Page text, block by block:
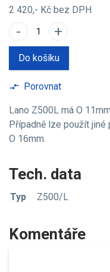
2 420,- Kč bez DPH
- +
Do košíku
compare_arrows Porovnat
Lano Z500L má O
Případně lze použít jiné
O 16mm.
Tech. data
Typ Z500/L
Komentáře